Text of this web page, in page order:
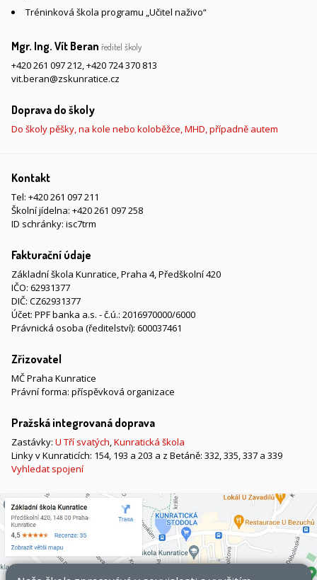
Tréninková škola programu „Učitel naživo“
Mgr. Ing. Vít Beran ředitel školy
+420 261 097 212,+420 724 370 813
vit.beran@zskunratice.cz
Doprava do školy
Do školy pěšky, na kole nebo koloběžce, MHD, případně autem
Kontakt
Tel: +420 261 097 211
Školní jídelna: +420 261 097 258
ID schránky: isc7trm
Fakturační údaje
Základní škola Kunratice, Praha 4, Předškolní 420
IČO: 62931377
DIČ: CZ62931377
Účet: PPF banka a.s. - č.ú.: 2016970000/6000
Právnická osoba (ředitelství): 600037461
Zřizovatel
MČ Praha Kunratice
Právní forma: příspěvková organizace
Pražská integrovaná doprava
Zastávky: U Tří svatých,Kunratická škola
Linky v Kunraticích: 154, 193 a 203 a z Betáně: 332, 335, 337 a 339
Vyhledat spojení